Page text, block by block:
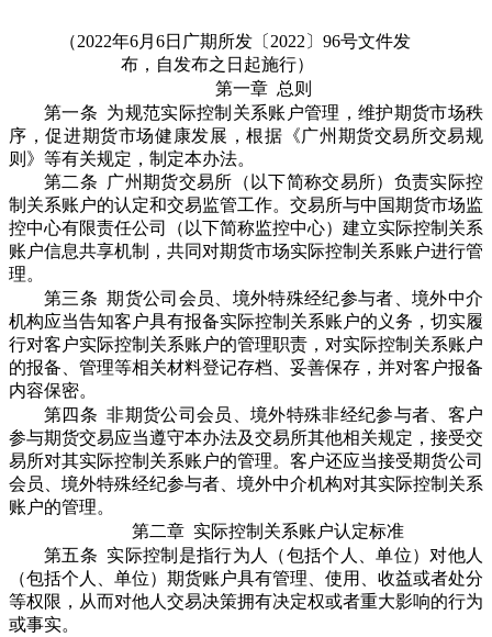
（2022年6月6日广期所发〔2022〕96号文件发
布，自发布之日起施行）
第一章 总则
第一条 为规范实际控制关系账户管理，维护期货市场秩
序，促进期货市场健康发展，根据《广州期货交易所交易规
则》等有关规定，制定本办法。
第二条 广州期货交易所（以下简称交易所）负责实际控
制关系账户的认定和交易监管工作。交易所与中国期货市场监
控中心有限责任公司（以下简称监控中心）建立实际控制关系
账户信息共享机制，共同对期货市场实际控制关系账户进行管
理。
第三条 期货公司会员、境外特殊经纪参与者、境外中介
机构应当告知客户具有报备实际控制关系账户的义务，切实履
行对客户实际控制关系账户的管理职责，对实际控制关系账户
的报备、管理等相关材料登记存档、妥善保存，并对客户报备
内容保密。
第四条 非期货公司会员、境外特殊非经纪参与者、客户
参与期货交易应当遵守本办法及交易所其他相关规定，接受交
易所对其实际控制关系账户的管理。客户还应当接受期货公司
会员、境外特殊经纪参与者、境外中介机构对其实际控制关系
账户的管理。
第二章 实际控制关系账户认定标准
第五条 实际控制是指行为人（包括个人、单位）对他人
（包括个人、单位）期货账户具有管理、使用、收益或者处分
等权限，从而对他人交易决策拥有决定权或者重大影响的行为
或事实。